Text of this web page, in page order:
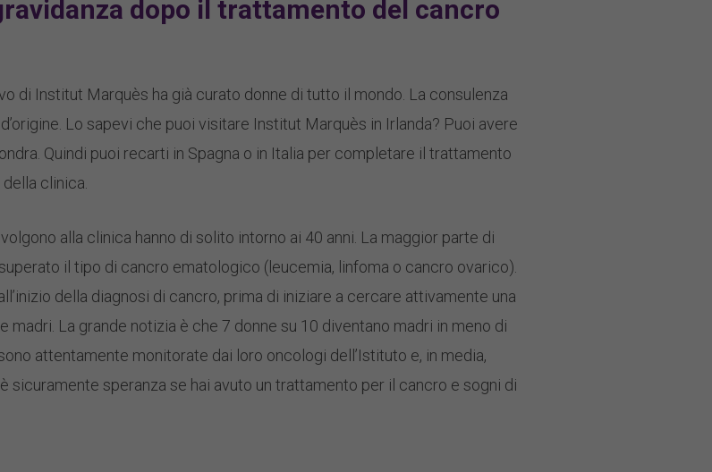
dopo il trattamento del cancro
di Institut Marquès ha già curato donne di tutto il mondo. La consulenza
Lo sapevi che puoi visitare Institut Marquès in Irlanda? Puoi avere
Quindi puoi recarti in Spagna o in Italia per completare il trattamento
clinica.
alla clinica hanno di solito intorno ai 40 anni. La maggior parte di
superato il tipo di cancro ematologico (leucemia, linfoma o cancro ovarico).
della diagnosi di cancro, prima di iniziare a cercare attivamente una
madri. La grande notizia è che 7 donne su 10 diventano madri in meno di
attentamente monitorate dai loro oncologi dell’Istituto e, in media,
sicuramente speranza se hai avuto un trattamento per il cancro e sogni di